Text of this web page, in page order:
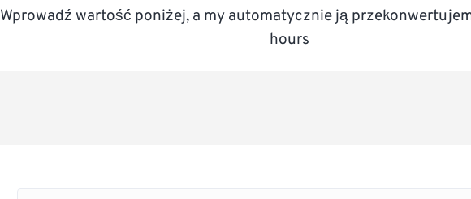
Wprowadź wartość poniżej, a my automatycznie ją
hours